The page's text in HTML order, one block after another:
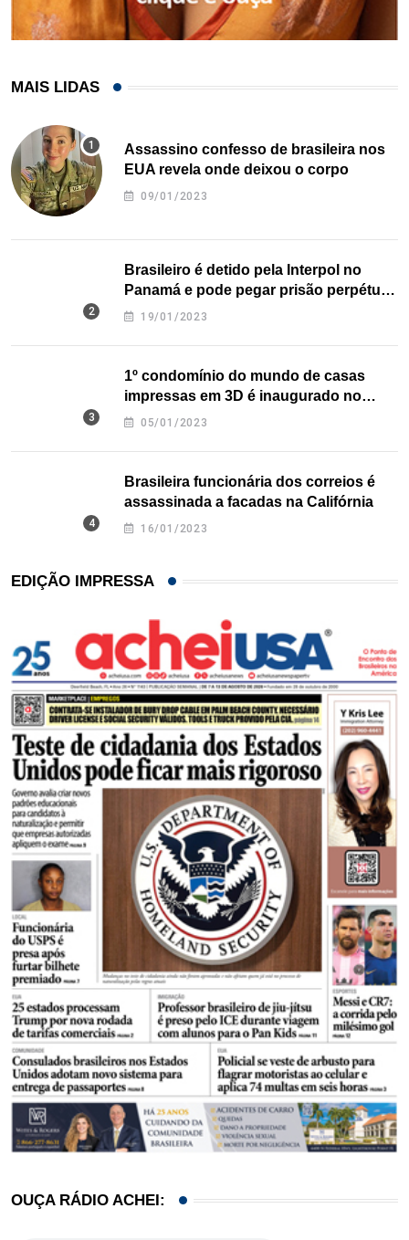
MAIS LIDAS
Assassino confesso de brasileira nos
EUA revela onde deixou o corpo
09/01/2023
Brasileiro é detido pela Interpol no
Panamá e pode pegar prisão perpétua
nos EUA
19/01/2023
1º condomínio do mundo de casas
impressas em 3D é inaugurado no
Texas
05/01/2023
Brasileira funcionária dos correios é
assassinada a facadas na Califórnia
16/01/2023
EDIÇÃO IMPRESSA
OUÇA RÁDIO ACHEI: